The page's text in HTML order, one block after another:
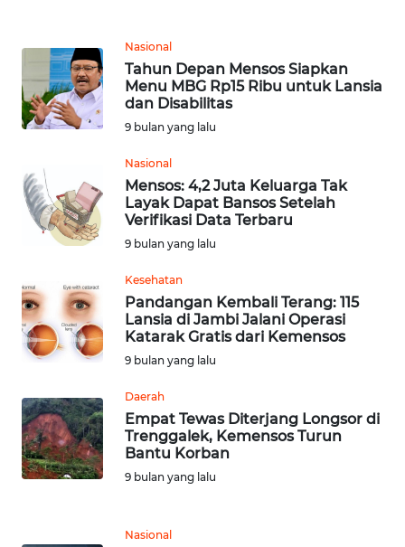
Nasional
Tahun Depan Mensos Siapkan
Menu MBG Rp15 Ribu untuk Lansia
dan Disabilitas
9 bulan yang lalu
Nasional
Mensos: 4,2 Juta Keluarga Tak
Layak Dapat Bansos Setelah
Verifikasi Data Terbaru
9 bulan yang lalu
Kesehatan
Pandangan Kembali Terang: 115
Lansia di Jambi Jalani Operasi
Katarak Gratis dari Kemensos
9 bulan yang lalu
Daerah
Empat Tewas Diterjang Longsor di
Trenggalek, Kemensos Turun
Bantu Korban
9 bulan yang lalu
Nasional
WN
LAMPUNG
WN
NUSANTARA
JOGJA
WN
JATIM
WN
BALI
WN